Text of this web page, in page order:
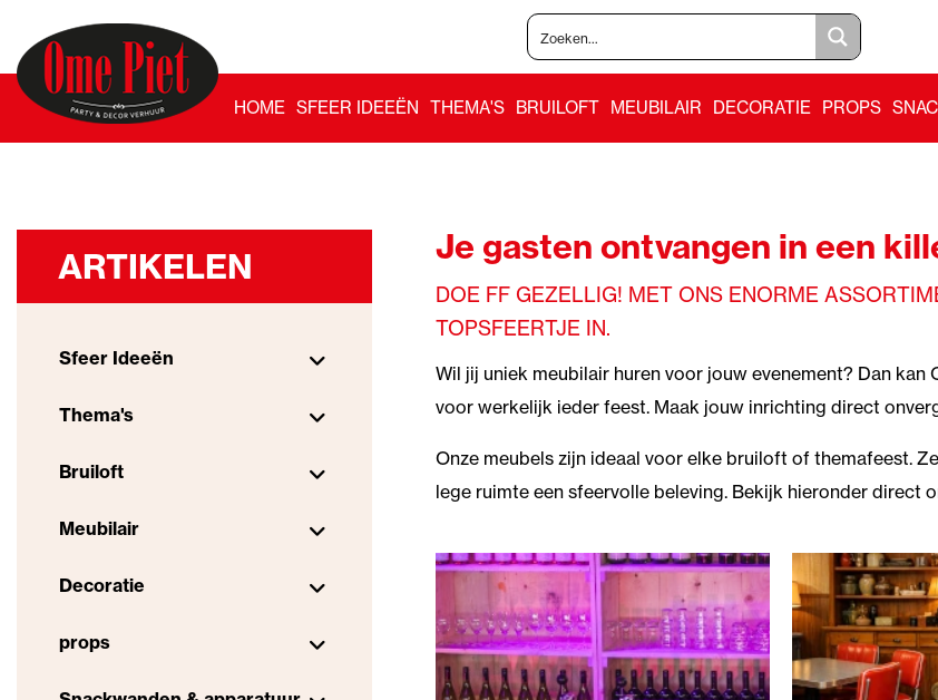
HOME SFEER IDEEËN THEMA'S BRUILOFT MEUBILAIR DECORATIE PROPS
ARTIKELEN
Sfeer Ideeën
Thema's
Bruiloft
Meubilair
Decoratie
props
Je gasten ontvangen in een
DOE FF GEZELLIG! MET ONS ENORME
TOPSFEERTJE IN.
Wil jij uniek meubilair huren voor jouw evenement? Dan
voor werkelijk ieder feest. Maak jouw inrichting direct
Onze meubels zijn ideaal voor elke bruiloft of themafeest.
lege ruimte een sfeervolle beleving. Bekijk hieronder direct